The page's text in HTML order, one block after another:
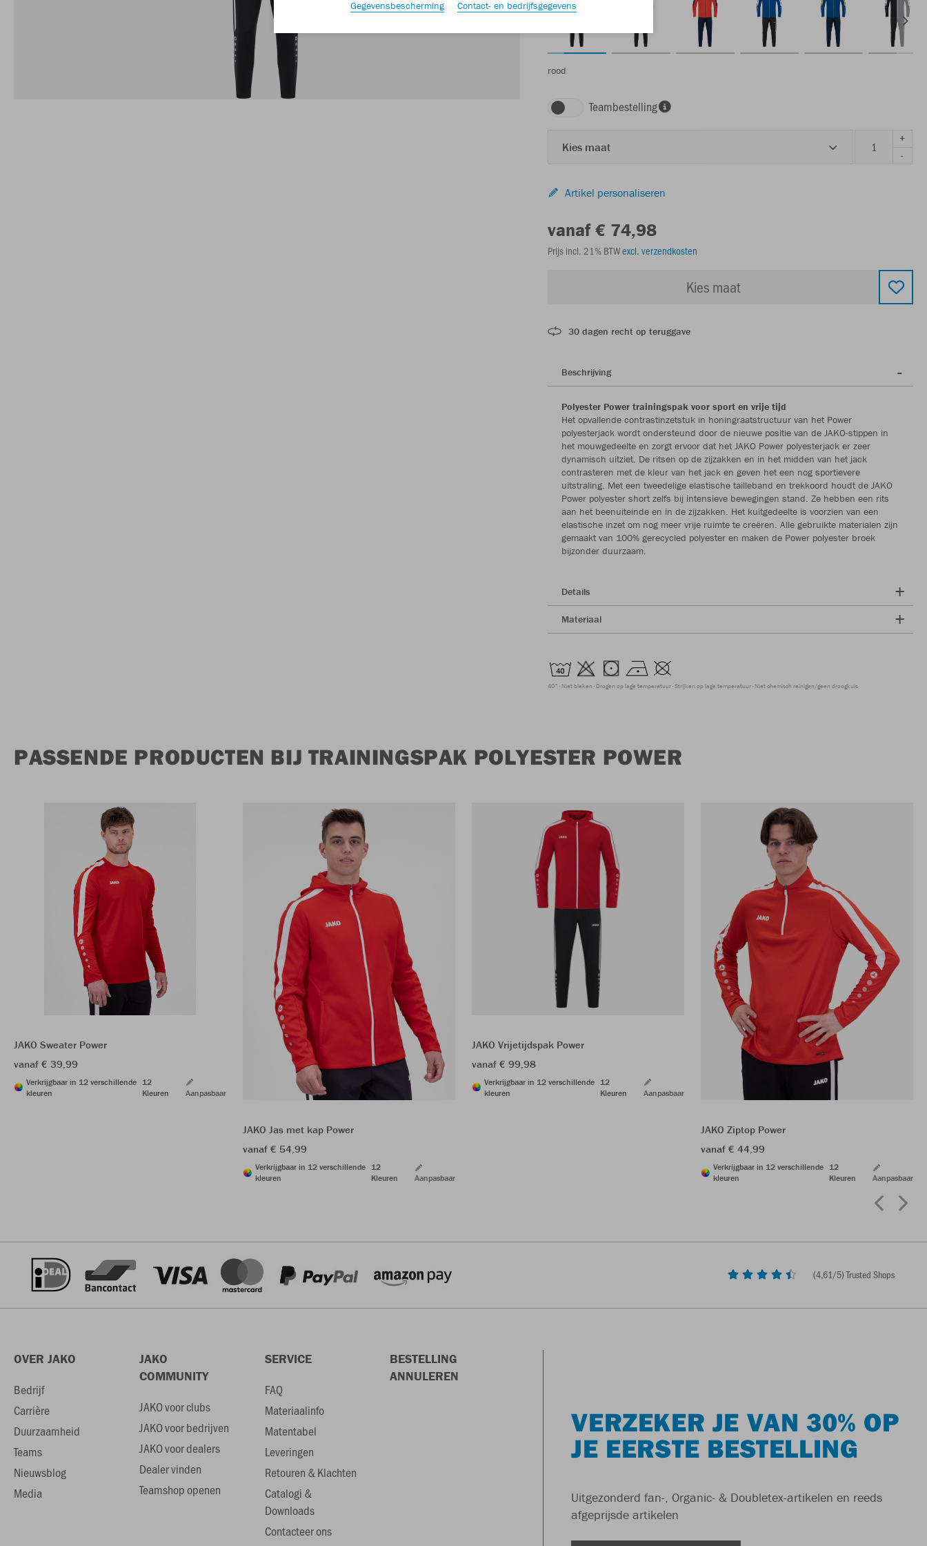
rood
Teambestelling
Kies maat
+
-
Artikel personaliseren
vanaf € 74,98
Prijs incl. 21% BTWexcl. verzendkosten
Kies maat
30 dagen recht op teruggave
Beschrijving
Polyester Power trainingspak voor sport en vrije tijd
Het opvallende contrastinzetstuk in honingraatstructuur van het Power
polyesterjack wordt ondersteund door de nieuwe positie van de JAKO-stippen in
het mouwgedeelte en zorgt ervoor dat het JAKO Power polyesterjack er zeer
dynamisch uitziet. De ritsen op de zijzakken en in het midden van het jack
contrasteren met de kleur van het jack en geven het een nog sportievere
uitstraling. Met een tweedelige elastische tailleband en trekkoord houdt de JAKO
Power polyester short zelfs bij intensieve bewegingen stand. Ze hebben een rits
aan het beenuiteinde en in de zijzakken. Het kuitgedeelte is voorzien van een
elastische inzet om nog meer vrije ruimte te creëren. Alle gebruikte materialen zijn
gemaakt van 100% gerecycled polyester en maken de Power polyester broek
bijzonder duurzaam.
Details
Materiaal
40° Niet bleken Drogen op lage temperatuur Strijken op lage temperatuur Niet chemisch reinigen/geen droogkuis
PASSENDE PRODUCTEN BIJ TRAININGSPAK POLYESTER POWER
JAKO Sweater Power
vanaf € 39,99
Verkrijgbaar in 12 verschillende
kleuren
12
Kleuren
Aanpasbaar
JAKO Jas met kap Power
vanaf € 54,99
Verkrijgbaar in 12 verschillende
kleuren
12
Kleuren
Aanpasbaar
JAKO Vrijetijdspak Power
vanaf € 99,98
Verkrijgbaar in 12 verschillende
kleuren
12
Kleuren
Aanpasbaar
JAKO Ziptop Power
vanaf € 44,99
Verkrijgbaar in 12 verschillende
kleuren
12
Kleuren
Aanpasbaar
(4,61/5) Trusted Shops
OVER JAKO
Bedrijf
Carrière
Duurzaamheid
Teams
Nieuwsblog
Media
JAKO
COMMUNITY
JAKO voor clubs
JAKO voor bedrijven
JAKO voor dealers
Dealer vinden
Teamshop openen
SERVICE
FAQ
Materiaalinfo
Matentabel
Leveringen
Retouren & Klachten
Catalogi &
Downloads
Contacteer ons
BESTELLING
ANNULEREN
VERZEKER JE VAN 30% OP
JE EERSTE BESTELLING
Uitgezonderd fan-, Organic- & Doubletex-artikelen en reeds
afgeprijsde artikelen
Gegevensbescherming Contact- en bedrijfsgegevens